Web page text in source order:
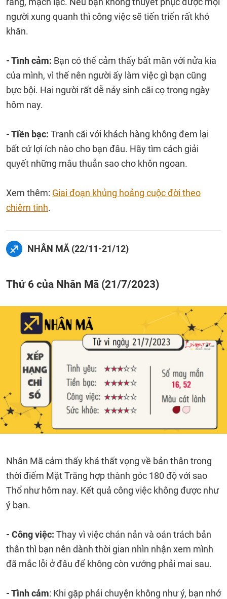
người xung quanh thì công việc sẽ tiến triển rất khó
khăn.
- Tình cảm: Bạn có thể cảm thấy bất mãn với nửa kia
của mình, vì thế nên người ấy làm việc gì bạn cũng
bực bội. Hai người rất dễ nảy sinh cãi cọ trong ngày
hôm nay.
- Tiền bạc: Tranh cãi với khách hàng không đem lại
bất cứ lợi ích nào cho bạn đâu. Hãy tìm cách giải
quyết những mâu thuẫn sao cho khôn ngoan.
Xem thêm: Giai đoạn khủng hoảng cuộc đời theo
chiêm tinh.
NHÂN MÃ (22/11-21/12)
Thứ 6 của Nhân Mã (21/7/2023)
Nhân Mã cảm thấy khá thất vọng về bản thân trong
thời điểm Mặt Trăng hợp thành góc 180 độ với sao
Thổ như hôm nay. Kết quả công việc không được như
ý bạn.
- Công việc: Thay vì việc chán nản và oán trách bản
thân thì bạn nên dành thời gian nhìn nhận xem mình
đã mắc lỗi ở đâu để không còn vướng phải mai sau.
- Tình cảm: Khi gặp phải chuyện không như ý, bạn nhớ